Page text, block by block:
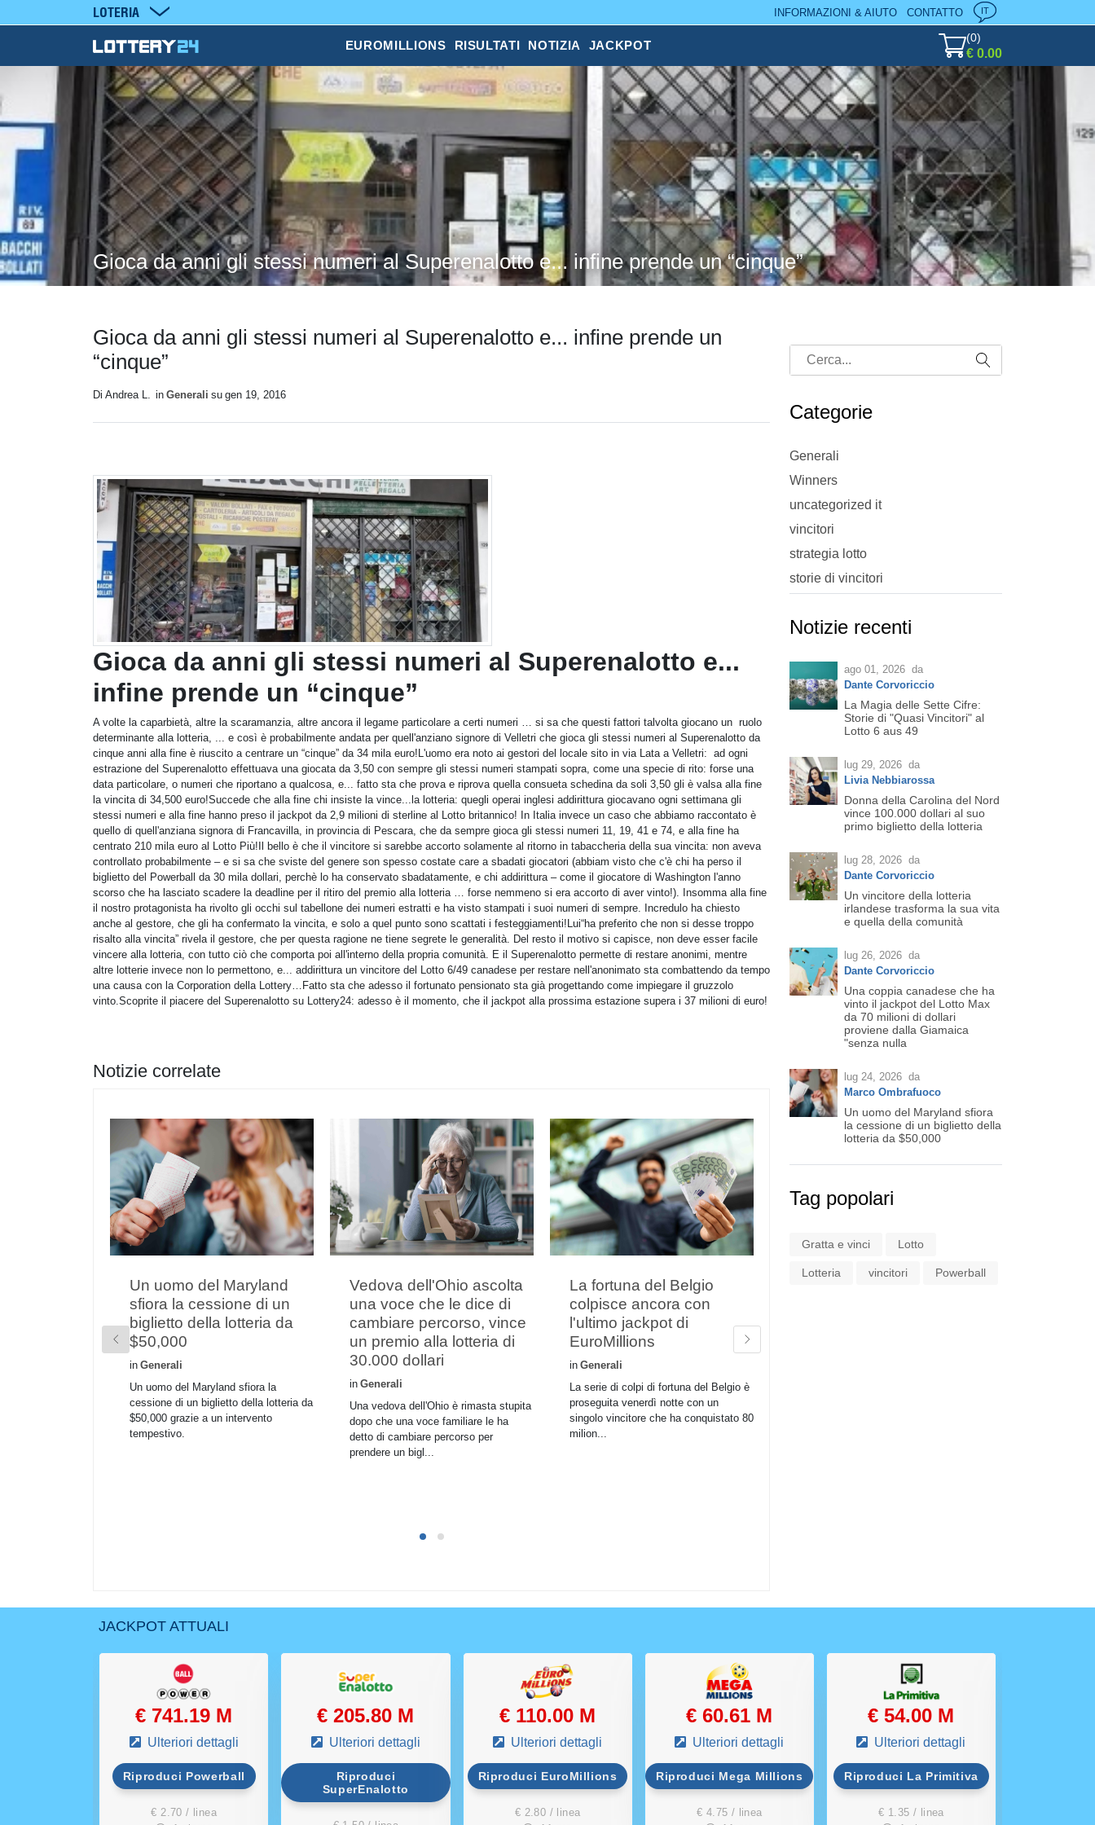
LOTERIA INFORMAZIONI & AIUTO CONTATTO IT
EUROMILLIONS RISULTATI NOTIZIA JACKPOT
(0)
€ 0.00
Gioca da anni gli stessi numeri al Superenalotto e... infine prende un “cinque”
Gioca da anni gli stessi numeri al Superenalotto e... infine prende un
“cinque”
Di Andrea L. in Generali su gen 19, 2016
Gioca da anni gli stessi numeri al Superenalotto e...
infine prende un “cinque”
A volte la caparbietà, altre la scaramanzia, altre ancora il legame particolare a certi numeri … si sa che questi fattori talvolta giocano un ruolo
determinante alla lotteria, ... e così è probabilmente andata per quell'anziano signore di Velletri che gioca gli stessi numeri al Superenalotto da
cinque anni alla fine è riuscito a centrare un “cinque” da 34 mila euro!L'uomo era noto ai gestori del locale sito in via Lata a Velletri: ad ogni
estrazione del Superenalotto effettuava una giocata da 3,50 con sempre gli stessi numeri stampati sopra, come una specie di rito: forse una
data particolare, o numeri che riportano a qualcosa, e... fatto sta che prova e riprova quella consueta schedina da soli 3,50 gli è valsa alla fine
la vincita di 34,500 euro!Succede che alla fine chi insiste la vince...la lotteria: quegli operai inglesi addirittura giocavano ogni settimana gli
stessi numeri e alla fine hanno preso il jackpot da 2,9 milioni di sterline al Lotto britannico! In Italia invece un caso che abbiamo raccontato è
quello di quell'anziana signora di Francavilla, in provincia di Pescara, che da sempre gioca gli stessi numeri 11, 19, 41 e 74, e alla fine ha
centrato 210 mila euro al Lotto Più!Il bello è che il vincitore si sarebbe accorto solamente al ritorno in tabaccheria della sua vincita: non aveva
controllato probabilmente – e si sa che sviste del genere son spesso costate care a sbadati giocatori (abbiam visto che c'è chi ha perso il
biglietto del Powerball da 30 mila dollari, perchè lo ha conservato sbadatamente, e chi addirittura – come il giocatore di Washington l'anno
scorso che ha lasciato scadere la deadline per il ritiro del premio alla lotteria … forse nemmeno si era accorto di aver vinto!). Insomma alla fine
il nostro protagonista ha rivolto gli occhi sul tabellone dei numeri estratti e ha visto stampati i suoi numeri di sempre. Incredulo ha chiesto
anche al gestore, che gli ha confermato la vincita, e solo a quel punto sono scattati i festeggiamenti!Lui“ha preferito che non si desse troppo
risalto alla vincita” rivela il gestore, che per questa ragione ne tiene segrete le generalità. Del resto il motivo si capisce, non deve esser facile
vincere alla lotteria, con tutto ciò che comporta poi all'interno della propria comunità. E il Superenalotto permette di restare anonimi, mentre
altre lotterie invece non lo permettono, e... addirittura un vincitore del Lotto 6/49 canadese per restare nell'anonimato sta combattendo da tempo
una causa con la Corporation della Lottery…Fatto sta che adesso il fortunato pensionato sta già progettando come impiegare il gruzzolo
vinto.Scoprite il piacere del Superenalotto su Lottery24: adesso è il momento, che il jackpot alla prossima estazione supera i 37 milioni di euro!
Notizie correlate
Un uomo del Maryland
sfiora la cessione di un
biglietto della lotteria da
$50,000
in Generali
Un uomo del Maryland sfiora la
cessione di un biglietto della lotteria da
$50,000 grazie a un intervento
tempestivo.
Vedova dell'Ohio ascolta
una voce che le dice di
cambiare percorso, vince
un premio alla lotteria di
30.000 dollari
in Generali
Una vedova dell'Ohio è rimasta stupita
dopo che una voce familiare le ha
detto di cambiare percorso per
prendere un bigl...
La fortuna del Belgio
colpisce ancora con
l'ultimo jackpot di
EuroMillions
in Generali
La serie di colpi di fortuna del Belgio è
proseguita venerdì notte con un
singolo vincitore che ha conquistato 80
milion...
Categorie
Generali
Winners
uncategorized it
vincitori
strategia lotto
storie di vincitori
Notizie recenti
ago 01, 2026 da
Dante Corvoriccio
La Magia delle Sette Cifre:
Storie di "Quasi Vincitori" al
Lotto 6 aus 49
lug 29, 2026 da
Livia Nebbiarossa
Donna della Carolina del Nord
vince 100.000 dollari al suo
primo biglietto della lotteria
lug 28, 2026 da
Dante Corvoriccio
Un vincitore della lotteria
irlandese trasforma la sua vita
e quella della comunità
lug 26, 2026 da
Dante Corvoriccio
Una coppia canadese che ha
vinto il jackpot del Lotto Max
da 70 milioni di dollari
proviene dalla Giamaica
"senza nulla
lug 24, 2026 da
Marco Ombrafuoco
Un uomo del Maryland sfiora
la cessione di un biglietto della
lotteria da $50,000
Tag popolari
Gratta e vinci Lotto
Lotteria vincitori Powerball
JACKPOT ATTUALI
€ 741.19 M
Ulteriori dettagli
Riproduci Powerball
€ 2.70 / linea
€ 205.80 M
Ulteriori dettagli
Riproduci
SuperEnalotto
€ 110.00 M
Ulteriori dettagli
Riproduci EuroMillions
€ 2.80 / linea
€ 60.61 M
Ulteriori dettagli
Riproduci Mega Millions
€ 4.75 / linea
€ 54.00 M
Ulteriori dettagli
Riproduci La Primitiva
€ 1.35 / linea